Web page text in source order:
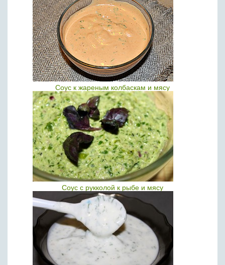
Соус к жареным колбаскам и мясу
Соус с рукколой к рыбе и мясу